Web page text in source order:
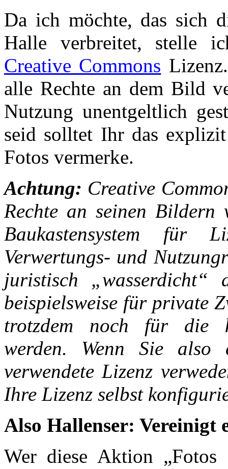
Da ich möchte, das sich
Halle verbreitet, stelle
Creative Commons
alle Rechte an dem Bild
Nutzung unentgeltlich
seid solltet Ihr das
Fotos vermerke.
Achtung: Creative
Rechte an seinen
Baukastensystem für
Verwertungs- und
juristisch
beispielsweise für private
trotzdem noch für die
werden. Wenn Sie
verwendete Lizenz
Ihre Lizenz selbst
Also Hallenser: Vereinigt
Wer diese Aktion „Fotos